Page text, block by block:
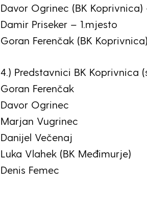
Davor Ogrinec (BK Koprivnica)
Damir Priseker – 1.mjesto
Goran Ferenčak (BK
4.) Predstavnici BK Koprivnica
Goran Ferenčak
Davor Ogrinec
Marjan Vugrinec
Danijel Večenaj
Luka Vlahek (BK Međimurje)
Denis Femec